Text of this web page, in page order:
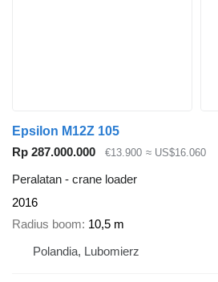
Epsilon M12Z 105
Rp 287.000.000
€13.900 ≈ US$16.060
Peralatan - crane loader
2016
Radius boom 10,5 m
Polandia, Lubomierz